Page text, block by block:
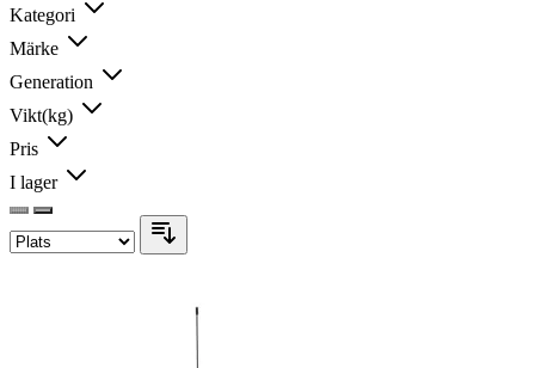
Kategori
Märke
Generation
Vikt(kg)
Pris
I lager